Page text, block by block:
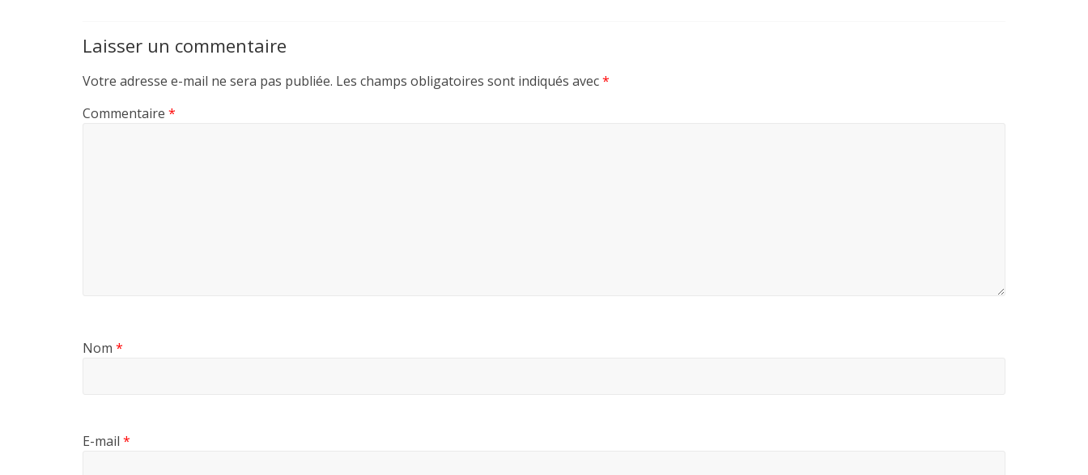
Laisser un commentaire
Votre adresse e-mail ne sera pas publiée. Les champs obligatoires sont indiqués avec*
Commentaire *
Nom *
E-mail *